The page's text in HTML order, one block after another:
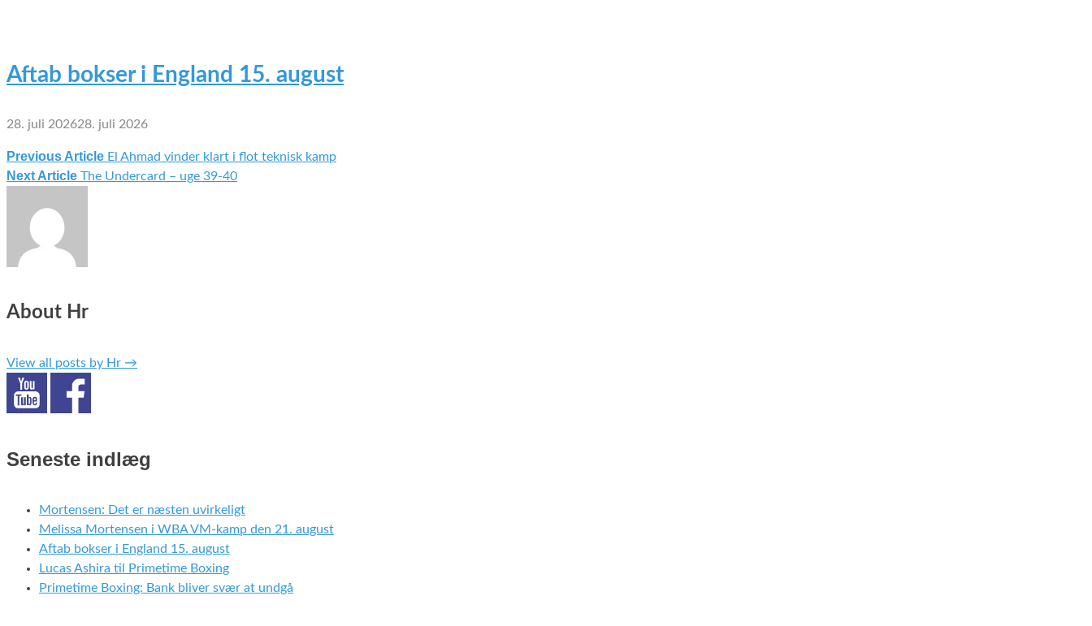
Aftab bokser i England 15. august
28. juli 202628. juli 2026
Indlægsnavigation
Previous Article El Ahmad vinder klart i flot teknisk kamp
Next Article The Undercard – uge 39-40
About Hr
View all posts by Hr →
Seneste indlæg
Mortensen: Det er næsten uvirkeligt
Melissa Mortensen i WBA VM-kamp den 21. august
Aftab bokser i England 15. august
Lucas Ashira til Primetime Boxing
Primetime Boxing: Bank bliver svær at undgå